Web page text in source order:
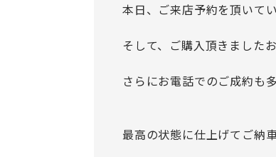
本日、ご来店予約を頂いて
そして、ご購入頂きました
さらにお電話でのご成約も
最高の状態に仕上げてご納